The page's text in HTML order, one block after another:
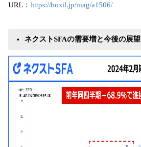
URL： https://boxil.jp/mag/a1506/
ネクストSFAの需要増と今後の展望